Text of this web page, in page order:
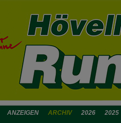
ANZEIGEN ARCHIV 2026 2025